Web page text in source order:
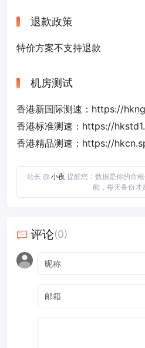
退款政策
特价方案不支持退款
机房测试
香港新国际测速：https://
香港标准测速：https://
香港精品测速：https://
站长 @ 小夜 提醒您：数据是你的命
能，每天备份才
评论(0)